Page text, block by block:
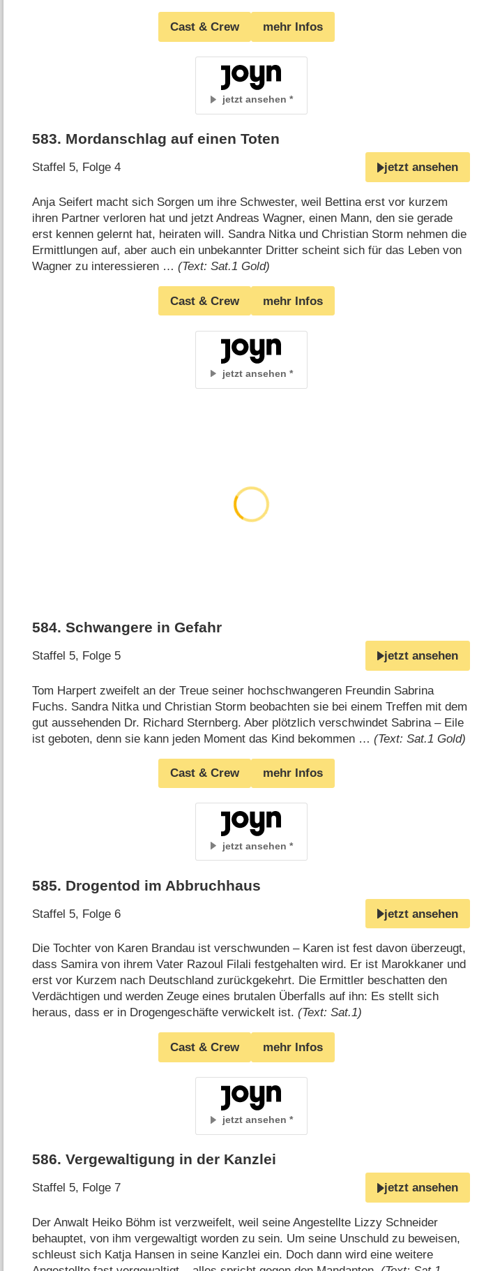
Cast & Crew mehr Infos
jetzt ansehen
583. Mordanschlag auf einen Toten
Staffel 5, Folge 4 jetzt ansehen
Anja Seifert macht sich Sorgen um ihre Schwester, weil Bettina erst vor kurzem
ihren Partner verloren hat und jetzt Andreas Wagner, einen Mann, den sie gerade
erst kennen gelernt hat, heiraten will. Sandra Nitka und Christian Storm nehmen die
Ermittlungen auf, aber auch ein unbekannter Dritter scheint sich für das Leben von
Wagner zu interessieren …(Text: Sat.1 Gold)
Cast & Crew mehr Infos
jetzt ansehen
584.Schwangere in Gefahr
Staffel 5, Folge 5 jetzt ansehen
Tom Harpert zweifelt an der Treue seiner hochschwangeren Freundin Sabrina
Fuchs. Sandra Nitka und Christian Storm beobachten sie bei einem Treffen mit dem
gut aussehenden Dr. Richard Sternberg. Aber plötzlich verschwindet Sabrina – Eile
ist geboten, denn sie kann jeden Moment das Kind bekommen …(Text: Sat.1 Gold)
Cast & Crew mehr Infos
jetzt ansehen
585. Drogentod im Abbruchhaus
Staffel 5, Folge 6 jetzt ansehen
Die Tochter von Karen Brandau ist verschwunden – Karen ist fest davon überzeugt,
dass Samira von ihrem Vater Razoul Filali festgehalten wird. Er ist Marokkaner und
erst vor Kurzem nach Deutschland zurückgekehrt. Die Ermittler beschatten den
Verdächtigen und werden Zeuge eines brutalen Überfalls auf ihn: Es stellt sich
heraus, dass er in Drogengeschäfte verwickelt ist.(Text: Sat.1)
Cast & Crew mehr Infos
jetzt ansehen
586.Vergewaltigung in der Kanzlei
Staffel 5, Folge 7 jetzt ansehen
Der Anwalt Heiko Böhm ist verzweifelt, weil seine Angestellte Lizzy Schneider
behauptet, von ihm vergewaltigt worden zu sein. Um seine Unschuld zu beweisen,
schleust sich Katja Hansen in seine Kanzlei ein. Doch dann wird eine weitere